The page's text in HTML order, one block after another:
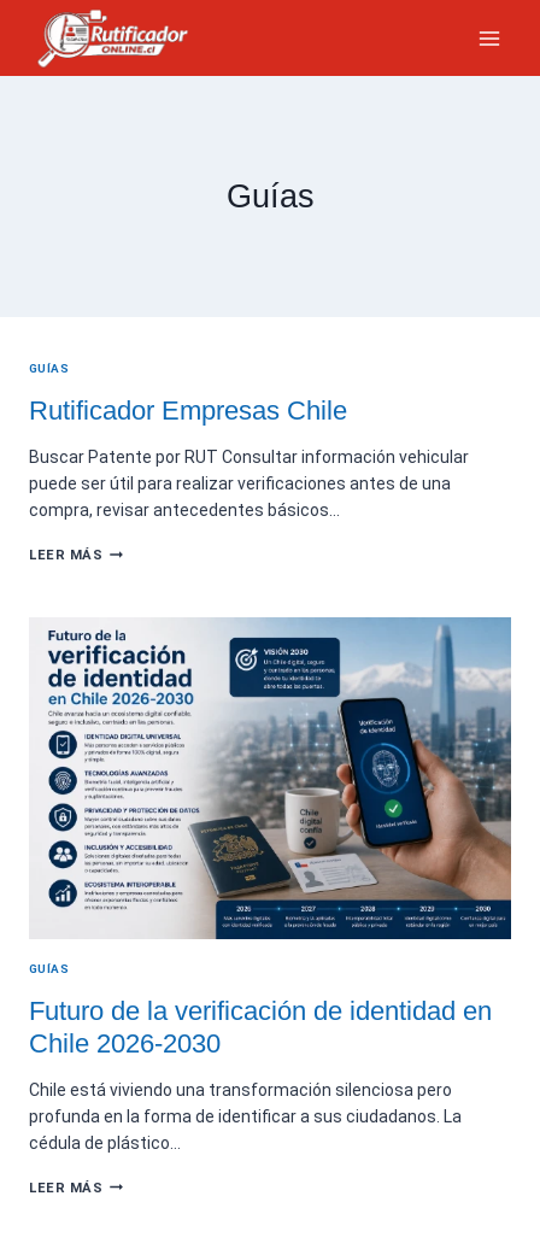
contenido
Guías
GUÍAS
Rutificador Empresas Chile
Buscar Patente por RUT Consultar información vehicular
puede ser útil para realizar verificaciones antes de una
compra, revisar antecedentes básicos…
LEER MÁS RUTIFICADOR
GUÍAS
Futuro de la verificación de identidad en
Chile 2026-2030
Chile está viviendo una transformación silenciosa pero
profunda en la forma de identificar a sus ciudadanos. La
cédula de plástico…
LEER MÁS FUTURO